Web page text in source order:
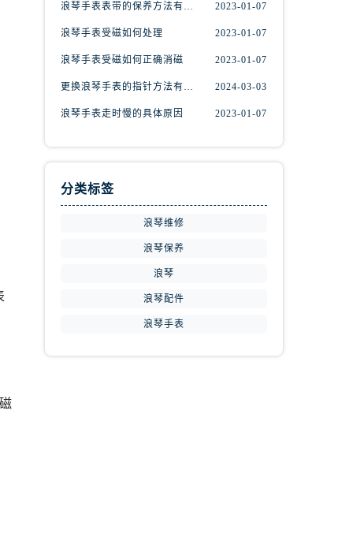
浪琴手表表带的保养方法有哪些？ 2023-01-07
浪琴手表受磁如何处理 2023-01-07
浪琴手表受磁如何正确消磁 2023-01-07
更换浪琴手表的指针方法有哪些?(手表指针的种类?) 2024-03-03
浪琴手表走时慢的具体原因 2023-01-07
分类标签
浪琴维修
浪琴保养
浪琴
浪琴配件
浪琴手表